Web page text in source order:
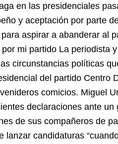
en las presidenciales
y aceptación por parte
aspirar a abanderar al
mi partido La periodista
circunstancias políticas
del partido Centro
comicios. Miguel
declaraciones ante un
de sus compañeros de
lanzar candidaturas